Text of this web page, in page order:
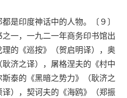
印度神话中的人物。〔９〕
之一，一九二一年商务印书馆出
的《巡按》（贺启明译），奥
济之译），屠格涅夫的《村中
泰的《黑暗之势力》（耿济之
），契诃夫的《海鸥》（郑振